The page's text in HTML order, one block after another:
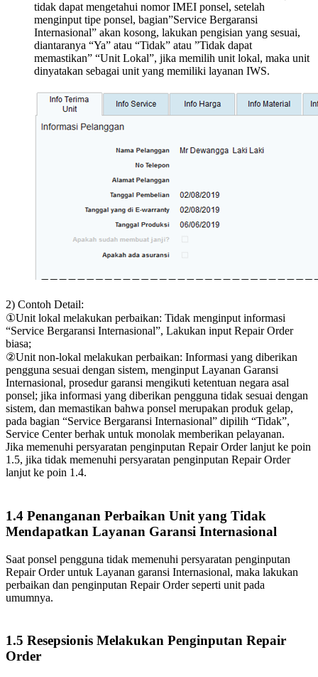
tidak dapat mengetahui nomor IMEI ponsel, setelah
menginput tipe ponsel, bagian”Service Bergaransi
Internasional” akan kosong, lakukan pengisian yang sesuai,
diantaranya “Ya” atau “Tidak” atau ”Tidak dapat
memastikan” “Unit Lokal”, jika memilih unit lokal, maka unit
dinyatakan sebagai unit yang memiliki layanan IWS.
2) Contoh Detail:
①Unit lokal melakukan perbaikan: Tidak menginput informasi
“Service Bergaransi Internasional”, Lakukan input Repair Order
biasa;
②Unit non-lokal melakukan perbaikan: Informasi yang diberikan
pengguna sesuai dengan sistem, menginput Layanan Garansi
Internasional, prosedur garansi mengikuti ketentuan negara asal
ponsel; jika informasi yang diberikan pengguna tidak sesuai dengan
sistem, dan memastikan bahwa ponsel merupakan produk gelap,
pada bagian “Service Bergaransi Internasional” dipilih “Tidak”,
Service Center berhak untuk monolak memberikan pelayanan.
Jika memenuhi persyaratan penginputan Repair Order lanjut ke poin
1.5, jika tidak memenuhi persyaratan penginputan Repair Order
lanjut ke poin 1.4.
1.4 Penanganan Perbaikan Unit yang Tidak
Mendapatkan Layanan Garansi Internasional
Saat ponsel pengguna tidak memenuhi persyaratan penginputan
Repair Order untuk Layanan garansi Internasional, maka lakukan
perbaikan dan penginputan Repair Order seperti unit pada
umumnya.
1.5 Resepsionis Melakukan Penginputan Repair
Order